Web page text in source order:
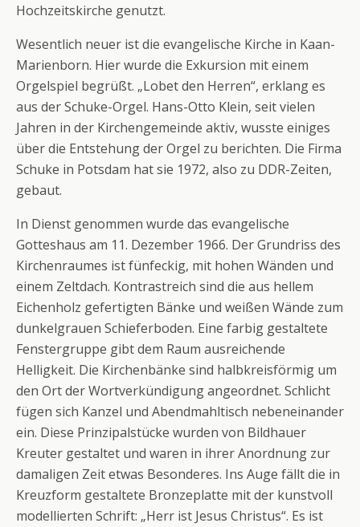
Hochzeitskirche genutzt.
Wesentlich neuer ist die evangelische Kirche in Kaan-
Marienborn. Hier wurde die Exkursion mit einem
Orgelspiel begrüßt. „Lobet den Herren“, erklang es
aus der Schuke-Orgel. Hans-Otto Klein, seit vielen
Jahren in der Kirchengemeinde aktiv, wusste einiges
über die Entstehung der Orgel zu berichten. Die Firma
Schuke in Potsdam hat sie 1972, also zu DDR-Zeiten,
gebaut.
In Dienst genommen wurde das evangelische
Gotteshaus am 11. Dezember 1966. Der Grundriss des
Kirchenraumes ist fünfeckig, mit hohen Wänden und
einem Zeltdach. Kontrastreich sind die aus hellem
Eichenholz gefertigten Bänke und weißen Wände zum
dunkelgrauen Schieferboden. Eine farbig gestaltete
Fenstergruppe gibt dem Raum ausreichende
Helligkeit. Die Kirchenbänke sind halbkreisförmig um
den Ort der Wortverkündigung angeordnet. Schlicht
fügen sich Kanzel und Abendmahltisch nebeneinander
ein. Diese Prinzipalstücke wurden von Bildhauer
Kreuter gestaltet und waren in ihrer Anordnung zur
damaligen Zeit etwas Besonderes. Ins Auge fällt die in
Kreuzform gestaltete Bronzeplatte mit der kunstvoll
modellierten Schrift: „Herr ist Jesus Christus“. Es ist